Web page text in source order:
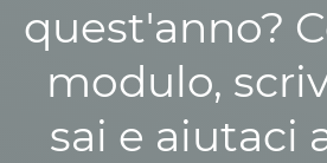
quest'anno?
modulo,
sai e aiutaci